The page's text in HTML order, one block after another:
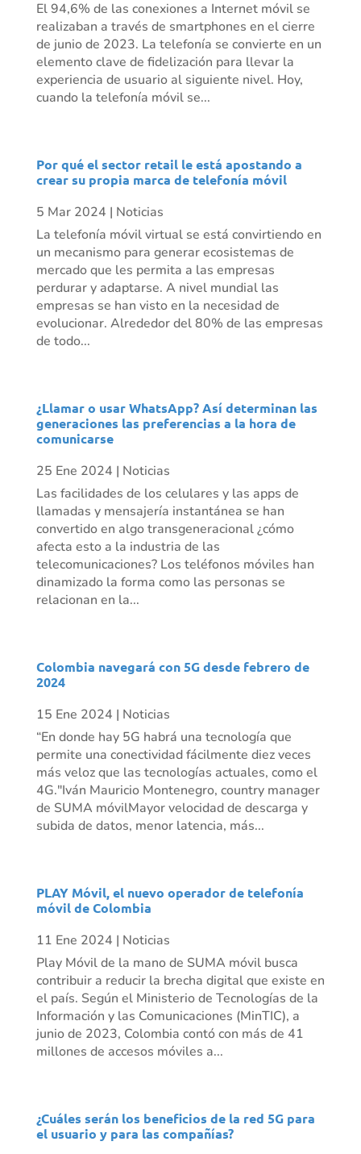
El 94,6% de las conexiones a Internet móvil se
realizaban a través de smartphones en el cierre
de junio de 2023. La telefonía se convierte en un
elemento clave de fidelización para llevar la
experiencia de usuario al siguiente nivel. Hoy,
cuando la telefonía móvil se...
Por qué el sector retail le está apostando a
crear su propia marca de telefonía móvil
5 Mar 2024 | Noticias
La telefonía móvil virtual se está convirtiendo en
un mecanismo para generar ecosistemas de
mercado que les permita a las empresas
perdurar y adaptarse. A nivel mundial las
empresas se han visto en la necesidad de
evolucionar. Alrededor del 80% de las empresas
de todo...
¿Llamar o usar WhatsApp? Así determinan las
generaciones las preferencias a la hora de
comunicarse
25 Ene 2024 | Noticias
Las facilidades de los celulares y las apps de
llamadas y mensajería instantánea se han
convertido en algo transgeneracional ¿cómo
afecta esto a la industria de las
telecomunicaciones? Los teléfonos móviles han
dinamizado la forma como las personas se
relacionan en la...
Colombia navegará con 5G desde febrero de
2024
15 Ene 2024 | Noticias
“En donde hay 5G habrá una tecnología que
permite una conectividad fácilmente diez veces
más veloz que las tecnologías actuales, como el
4G."Iván Mauricio Montenegro, country manager
de SUMA móvilMayor velocidad de descarga y
subida de datos, menor latencia, más...
PLAY Móvil, el nuevo operador de telefonía
móvil de Colombia
11 Ene 2024 | Noticias
Play Móvil de la mano de SUMA móvil busca
contribuir a reducir la brecha digital que existe en
el país. Según el Ministerio de Tecnologías de la
Información y las Comunicaciones (MinTIC), a
junio de 2023, Colombia contó con más de 41
millones de accesos móviles a...
¿Cuáles serán los beneficios de la red 5G para
el usuario y para las compañías?